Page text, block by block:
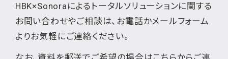
HBK×Sonoraによるトータルソリューションに関する
お問い合わせやご相談は、お電話かメールフォーム
よりお気軽にご連絡ください。